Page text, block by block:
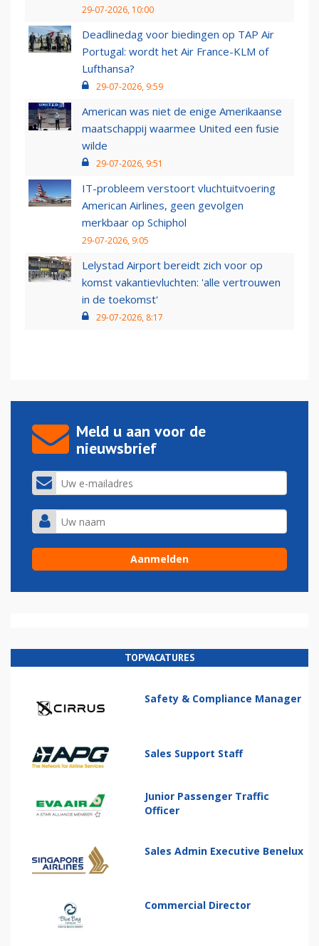
29-07-2026, 10:00
Deadlinedag voor biedingen op TAP Air
Portugal: wordt het Air France-KLM of
Lufthansa?
29-07-2026, 9:59
American was niet de enige Amerikaanse
maatschappij waarmee United een fusie
wilde
29-07-2026, 9:51
IT-probleem verstoort vluchtuitvoering
American Airlines, geen gevolgen
merkbaar op Schiphol
29-07-2026, 9:05
Lelystad Airport bereidt zich voor op
komst vakantievluchten: 'alle vertrouwen
in de toekomst'
29-07-2026, 8:17
Meld u aan voor de
nieuwsbrief
TOPVACATURES
Safety & Compliance Manager
Sales Support Staff
Junior Passenger Traffic
Officer
Sales Admin Executive Benelux
Commercial Director